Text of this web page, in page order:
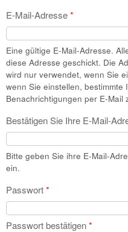
E-Mail-Adresse*
Eine gültige E-Mail-Adresse.
diese Adresse geschickt. Die
wird nur verwendet, wenn Sie
wenn Sie einstellen, bestimmte
Benachrichtigungen per E-Mail
Bestätigen Sie Ihre E-Mail-
Bitte geben Sie ihre E-Mail-
ein.
Passwort*
Passwort bestätigen*